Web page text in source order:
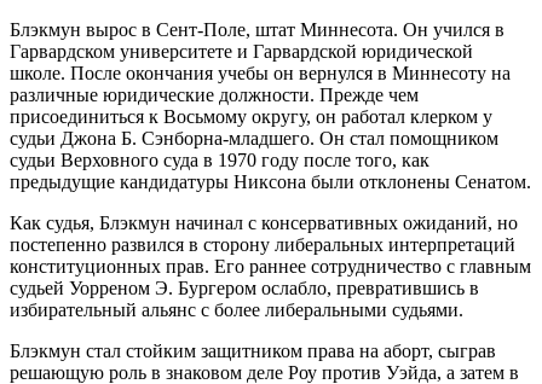
Блэкмун вырос в Сент-Поле, штат Миннесота. Он учился в
Гарвардском университете и Гарвардской юридической
школе. После окончания учебы он вернулся в Миннесоту на
различные юридические должности. Прежде чем
присоединиться к Восьмому округу, он работал клерком у
судьи Джона Б. Сэнборна-младшего. Он стал помощником
судьи Верховного суда в 1970 году после того, как
предыдущие кандидатуры Никсона были отклонены Сенатом.
Как судья, Блэкмун начинал с консервативных ожиданий, но
постепенно развился в сторону либеральных интерпретаций
конституционных прав. Его раннее сотрудничество с главным
судьей Уорреном Э. Бургером ослабло, превратившись в
избирательный альянс с более либеральными судьями.
Блэкмун стал стойким защитником права на аборт, сыграв
решающую роль в знаковом деле Роу против Уэйда, а затем в